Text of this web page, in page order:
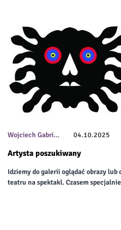
Wojciech Gabri… 04.10.2025
Artysta poszukiwany
Idziemy do galerii oglądać obrazy lub
teatru na spektakl. Czasem specjalnie